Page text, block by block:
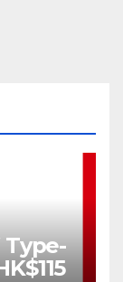
Type-